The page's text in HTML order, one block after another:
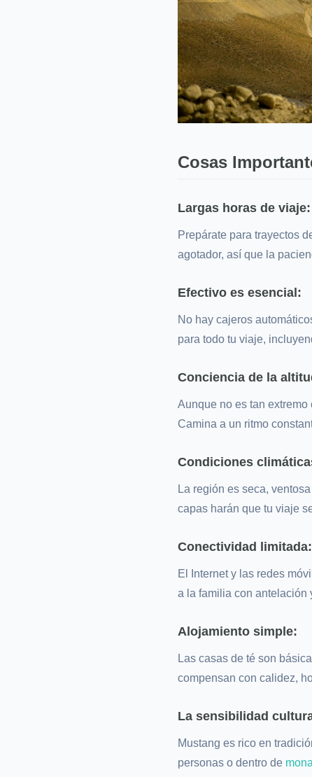
Cosas
Largas horas de viaje:
Prepárate para trayectos
agotador, así que la
Efectivo es esencial:
No hay cajeros
para todo tu viaje,
Conciencia de la
Aunque no es tan
Camina a un ritmo
Condiciones
La región es seca,
capas harán que tu viaje
Conectividad limitada:
El Internet y las redes
a la familia con antelación
Alojamiento simple:
Las casas de té son
compensan con calidez,
La sensibilidad
Mustang es rico en
personas o dentro de